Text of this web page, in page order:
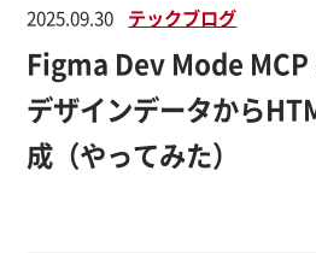
2025.09.30 テックブログ
Figma Dev Mode
デザインデータから
成（やってみた）